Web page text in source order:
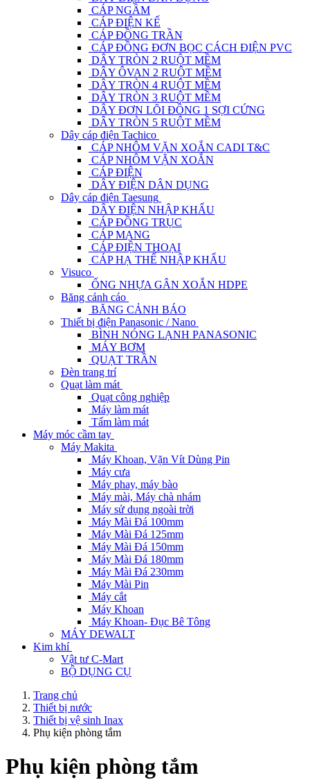
CÁP NGẦM
CÁP ĐIỆN KẾ
CÁP ĐỒNG TRẦN
CÁP ĐỒNG ĐƠN BỌC CÁCH ĐIỆN PVC
DÂY TRÒN 2 RUỘT MỀM
DÂY ÔVAN 2 RUỘT MỀM
DÂY TRÒN 4 RUỘT MỀM
DÂY TRÒN 3 RUỘT MỀM
DÂY ĐƠN LÕI ĐỒNG 1 SỢI CỨNG
DÂY TRÒN 5 RUỘT MỀM
Dây cáp điện Tachico
CÁP NHÔM VẶN XOẮN CADI T&C
CÁP NHÔM VẶN XOẮN
CÁP ĐIỆN
DÂY ĐIỆN DÂN DỤNG
Dây cáp điện Taesung
DÂY ĐIỆN NHẬP KHẨU
CÁP ĐỒNG TRỤC
CÁP MẠNG
CÁP ĐIỆN THOẠI
CÁP HẠ THẾ NHẬP KHẨU
Visuco
ỐNG NHỰA GÂN XOẮN HDPE
Băng cảnh cáo
BĂNG CẢNH BÁO
Thiết bị điện Panasonic / Nano
BÌNH NÓNG LẠNH PANASONIC
MÁY BƠM
QUẠT TRẦN
Đèn trang trí
Quạt làm mát
Quạt công nghiệp
Máy làm mát
Tấm làm mát
Máy móc cầm tay
Máy Makita
Máy Khoan, Vặn Vít Dùng Pin
Máy cưa
Máy phay, máy bào
Máy mài, Máy chà nhám
Máy sử dụng ngoài trời
Máy Mài Đá 100mm
Máy Mài Đá 125mm
Máy Mài Đá 150mm
Máy Mài Đá 180mm
Máy Mài Đá 230mm
Máy Mài Pin
Máy cắt
Máy Khoan
Máy Khoan- Đục Bê Tông
MÁY DEWALT
Kim khí
Vật tư C-Mart
BỘ DỤNG CỤ
Trang chủ
Thiết bị nước
Thiết bị vệ sinh Inax
Phụ kiện phòng tắm
Phụ kiện phòng tắm